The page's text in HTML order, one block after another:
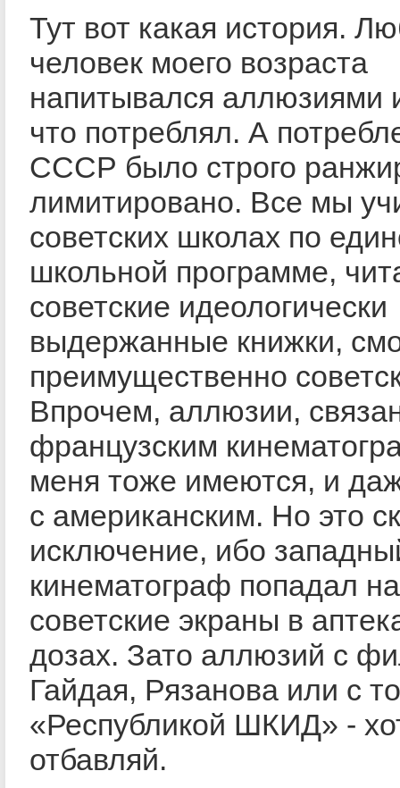
Тут вот какая история.
человек моего возраста
напитывался аллюзиями
что потреблял. А
СССР было строго
лимитировано. Все мы
советских школах по
школьной программе,
советские идеологически
выдержанные книжки,
преимущественно
Впрочем, аллюзии,
французским
меня тоже имеются, и
с американским. Но это
исключение, ибо
кинематограф попадал на
советские экраны в
дозах. Зато аллюзий с
Гайдая, Рязанова или с
«Республикой ШКИД» -
отбавляй.